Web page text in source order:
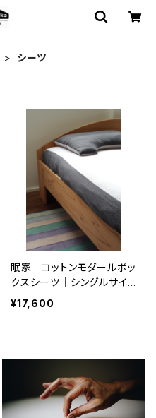
シーツ
眠家｜コットンモダールボッ
クスシーツ｜シングルサイ
ズ
¥17,600